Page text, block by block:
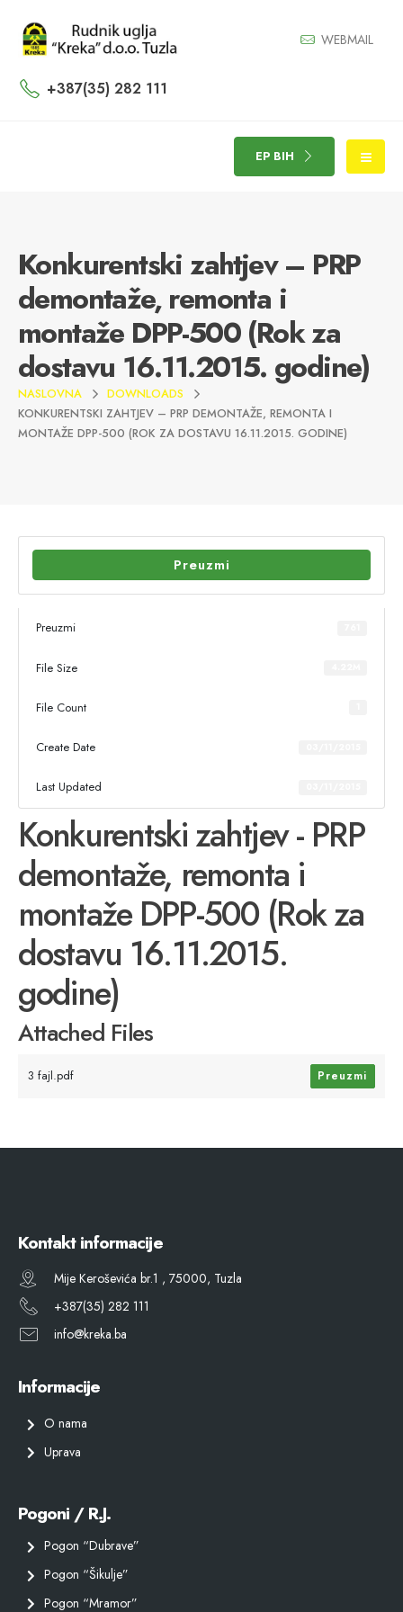
WEBMAIL
+387(35) 282 111
EP BIH
Konkurentski zahtjev – PRP
demontaže, remonta i
montaže DPP-500 (Rok za
dostavu 16.11.2015. godine)
NASLOVNA
DOWNLOADS
KONKURENTSKI ZAHTJEV – PRP DEMONTAŽE, REMONTA I
MONTAŽE DPP-500 (ROK ZA DOSTAVU 16.11.2015. GODINE)
Preuzmi
Preuzmi
File Size
File Count
Create Date
Last Updated
Konkurentski zahtjev - PRP
demontaže, remonta i
montaže DPP-500 (Rok za
dostavu 16.11.2015.
godine)
Attached Files
3 fajl.pdf Preuzmi
Kontakt informacije
Mije Keroševića br.1 , 75000, Tuzla
+387(35) 282 111
info@kreka.ba
Informacije
O nama
Uprava
Pogoni / R.J.
Pogon “Dubrave”
Pogon “Šikulje”
Pogon “Mramor”